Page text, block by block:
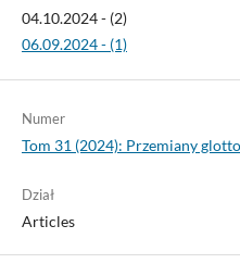
04.10.2024 - (2)
06.09.2024 - (1)
Numer
Tom 31 (2024): Przemiany
Dział
Articles